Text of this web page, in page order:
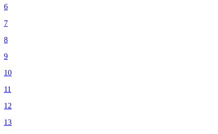
6
7
8
9
10
11
12
13